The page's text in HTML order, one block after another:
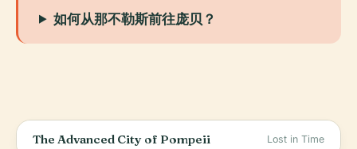
如何从那不勒斯前往庞贝？
The Advanced City of Pompeii Lost in Time